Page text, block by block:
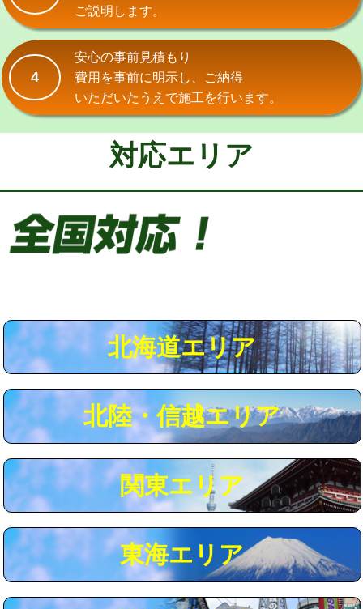
持込商品取付（浄水器・分岐水栓） 16,500円
給水管工事※（ホール加工)
給水管工事※（バンド止め) 3,300円
給水管工事※（支持金具設置) 5,500円
給水管工事※（保温材使用（バンド止
5,500円
給水管工事※（土の掘削・埋め戻し作
業)
用（追加）/3ｍ超え)
給水管工事※（ライニング鋼管・銅
44,000円
給水管工事※（ライニング鋼管・銅
管・ポリ管・HT管使用/3ｍ超え)
+8,800円
マス交換（土の掘削・埋め戻し作業） 11,000円~
マス交換（深さ50㎝未満） 55,000円
マス交換（深さ50㎝以上） 66,000円
コンクリート斫り（厚さ10㎝まで） 27,500円
コンクリート斫り（厚さ10㎝超え） 38,500円
ご説明します。
4
安心の事前見積もり
費用を事前に明示し、ご納得
いただいたうえで施工を行います。
対応エリア
北海道エリア
北陸・信越エリア
関東エリア
東海エリア